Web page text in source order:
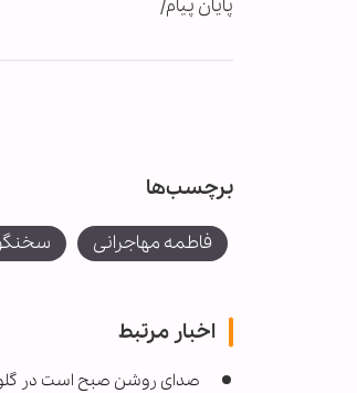
پایان پیام/
برچسب‌ها
فاطمه مهاجرانی
اخبار مرتبط
صدای روشن صبح است در